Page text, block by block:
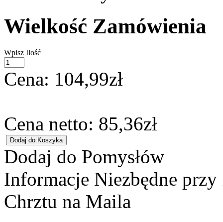
Wielkość Zamówienia
Wpisz Ilość
Cena: 104,99zł
Cena netto: 85,36zł
Dodaj do Pomysłów
Informacje Niezbędne
Chrztu na Maila